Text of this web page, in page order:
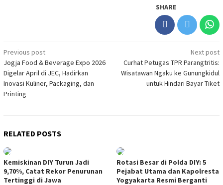
SHARE
Post
navigation
Previous post
Jogja Food & Beverage Expo 2026
Digelar April di JEC, Hadirkan
Inovasi Kuliner, Packaging, dan
Printing
Next post
Curhat Petugas TPR Parangtritis:
Wisatawan Ngaku ke Gunungkidul
untuk Hindari Bayar Tiket
RELATED POSTS
Kemiskinan DIY Turun Jadi
9,70%, Catat Rekor Penurunan
Tertinggi di Jawa
Rotasi Besar di Polda DIY: 5
Pejabat Utama dan Kapolresta
Yogyakarta Resmi Berganti